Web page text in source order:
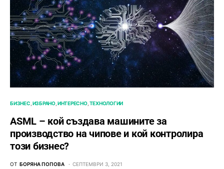
БИЗНЕС ИЗБРАНО ИНТЕРЕСНО ТЕХНОЛОГИИ
ASML – кой създава машините за
производство на чипове и кой контролира
този бизнес?
ОТ БОРЯНА ПОПОВА СЕПТЕМВРИ 3, 2021